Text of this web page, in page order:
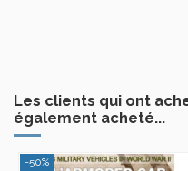
Les clients qui ont
également acheté...
-50%